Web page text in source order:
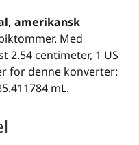
amerikansk
Med
centimeter, 1 US
for denne konverter:
mL.